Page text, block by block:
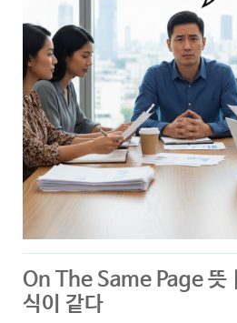
On The Same Page 뜻
식이 같다